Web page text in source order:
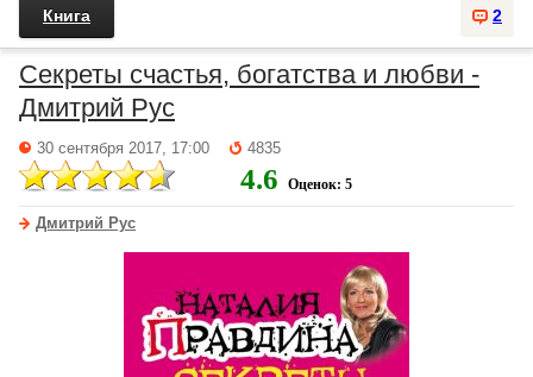
2
Книга
Секреты счастья, богатства и любви -
Дмитрий Рус
30 сентября 2017, 17:00 4835
4.6 Оценок: 5
Дмитрий Рус